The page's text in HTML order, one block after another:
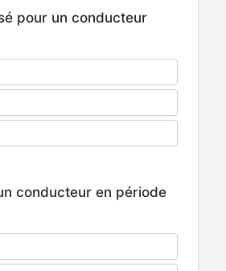
pour un conducteur
conducteur en période